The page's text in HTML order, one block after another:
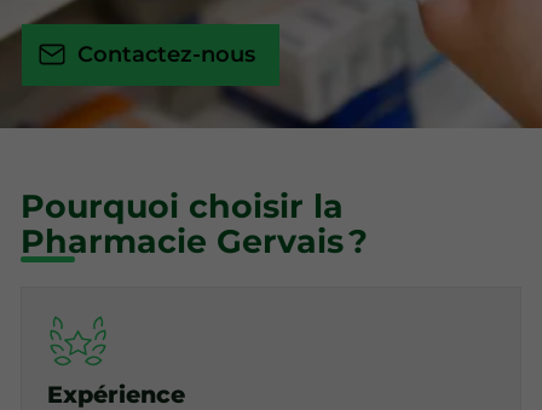
Contactez-nous
Pourquoi choisir la
Pharmacie Gervais ?
Expérience